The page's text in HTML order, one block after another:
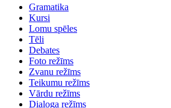
Gramatika
Kursi
Lomu spēles
Tēli
Debates
Foto režīms
Zvanu režīms
Teikumu režīms
Vārdu režīms
Dialoga režīms